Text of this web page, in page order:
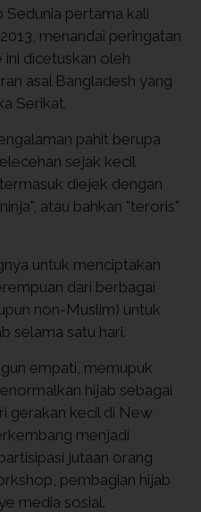
Sedunia pertama kali
menandai peringatan
ini dicetuskan oleh
asal Bangladesh yang
Serikat.
pahit berupa
sejak kecil
diejek dengan
atau bahkan "teroris"
untuk menciptakan
dari berbagai
non-Muslim) untuk
selama satu hari.
empati, memupuk
hijab sebagai
gerakan kecil di New
menjadi
jutaan orang
pembagian hijab
media sosial.